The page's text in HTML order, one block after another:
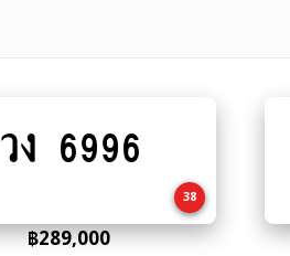
to
วง 6996
38
฿289,000